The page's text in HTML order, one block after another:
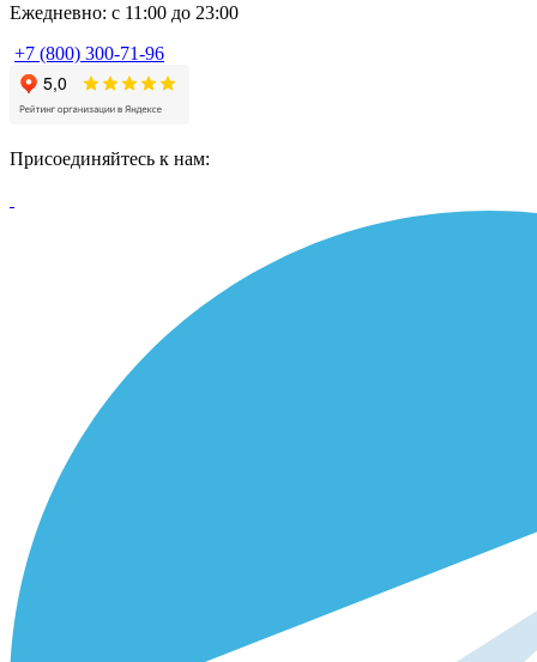
Ежедневно: с 11:00 до 23:00
+7 (800) 300-71-96
Присоединяйтесь к нам: